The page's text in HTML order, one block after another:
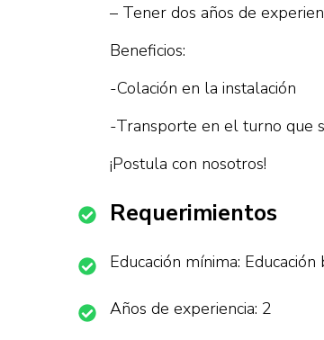
– Tener dos años de
Beneficios:
-Colación en la instalación
-Transporte en el turno que
¡Postula con nosotros!
Requerimientos
Educación mínima: Educación
Años de experiencia: 2